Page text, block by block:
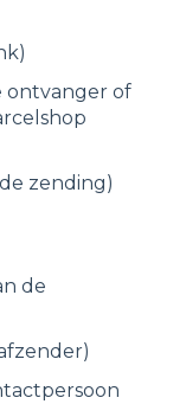
ontvanger of
zending)
de